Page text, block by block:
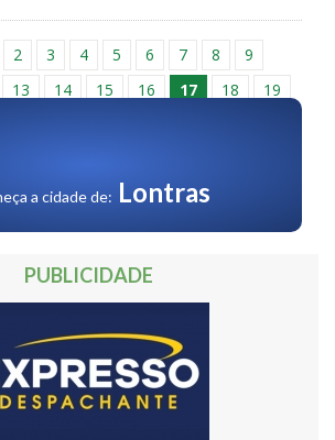
2 3 4 5 6 7 8
9
13 14 15 16 17 18
19
a cidade de: Lontras
PUBLICIDADE